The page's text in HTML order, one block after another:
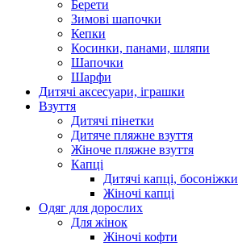
Берети
Зимові шапочки
Кепки
Косинки, панами, шляпи
Шапочки
Шарфи
Дитячі аксесуари, іграшки
Взуття
Дитячі пінетки
Дитяче пляжне взуття
Жіноче пляжне взуття
Капці
Дитячі капці, босоніжки
Жіночі капці
Одяг для дорослих
Для жінок
Жіночі кофти